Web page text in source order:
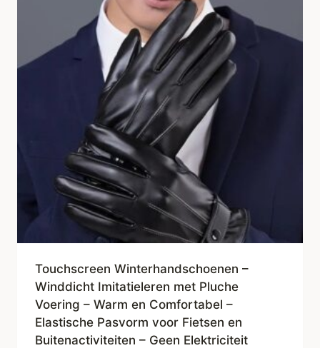
Touchscreen Winterhandschoenen –
Winddicht Imitatieleren met Pluche
Voering – Warm en Comfortabel –
Elastische Pasvorm voor Fietsen en
Buitenactiviteiten – Geen Elektriciteit